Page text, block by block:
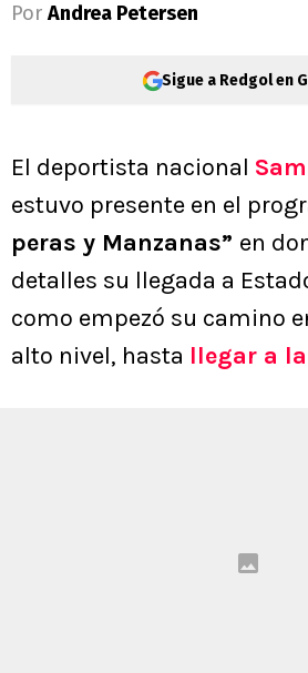
Por Andrea Petersen
Sigue a Redgol en
El deportista nacional
estuvo presente en el
peras y Manzanas” en
detalles su llegada a
como empezó su camino
alto nivel, hasta llegar a la